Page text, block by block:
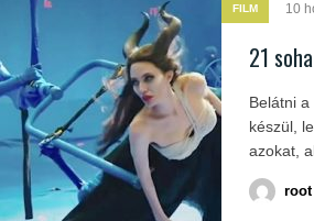
FILM 10
21
Belátni
készül,
azokat,
root